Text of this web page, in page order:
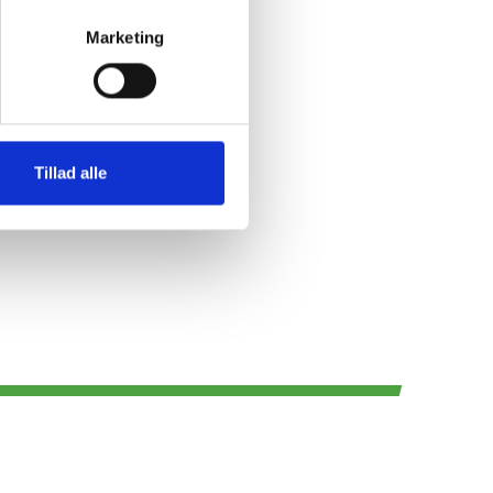
Marketing
Tillad alle
siger
sættes